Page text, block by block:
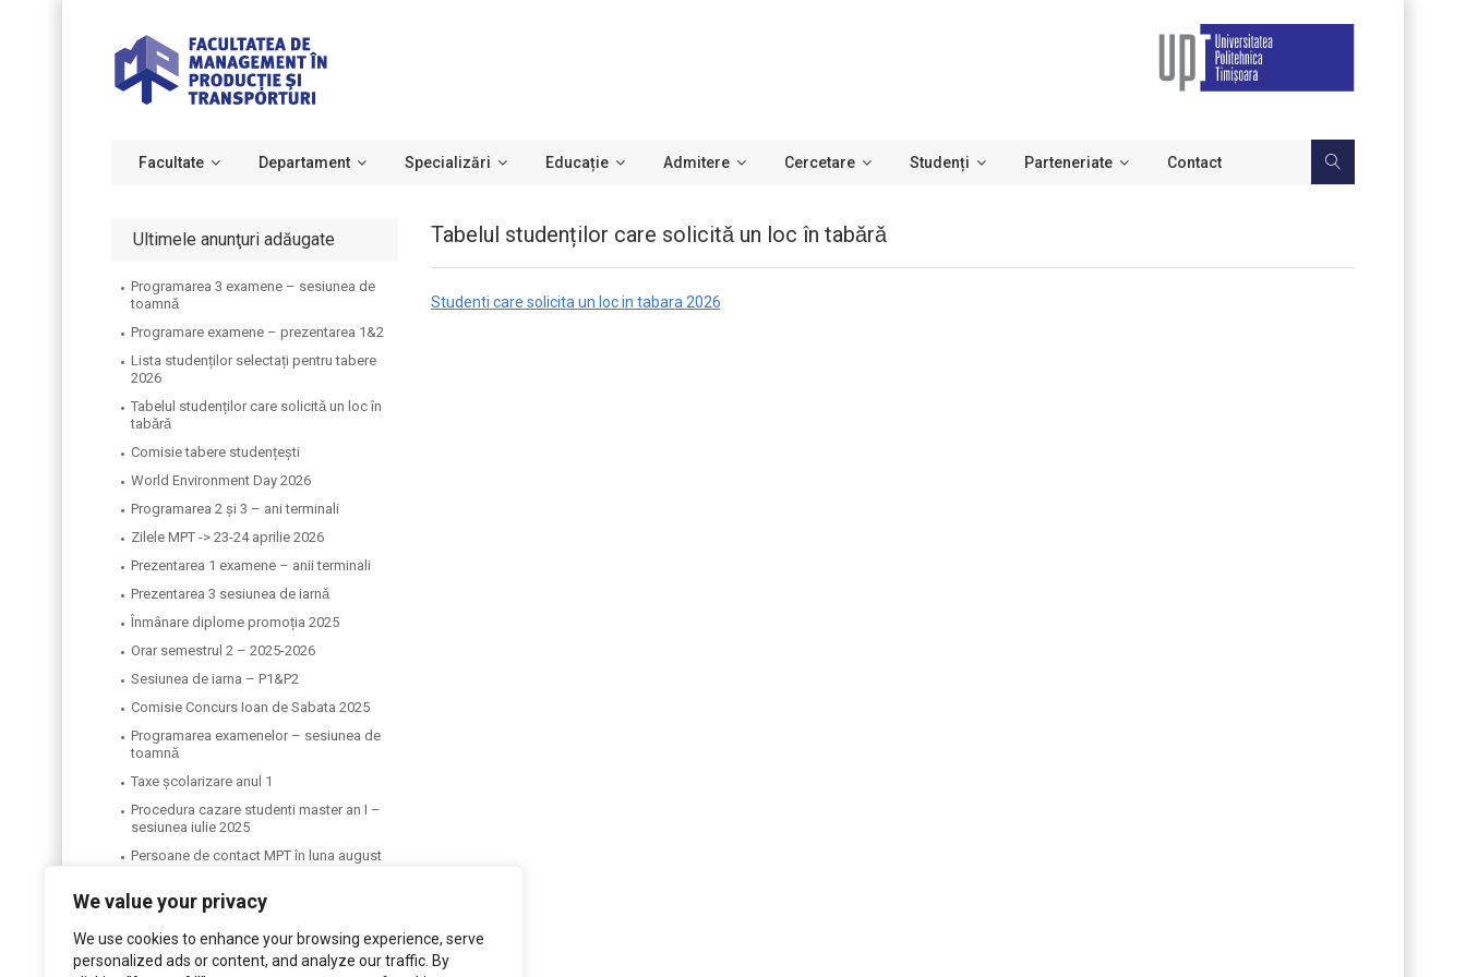
We value your privacy
We use cookies to enhance your browsing experience, serve
personalized ads or content, and analyze our traffic. By
Facultate Departament Specializări Educație Admitere Cercetare Studenți Parteneriate Contact
Tabelul studenților care solicitǎ un loc în tabǎrǎ
Studenti care solicita un loc in tabara 2026
Ultimele anunţuri adăugate
Programarea 3 examene – sesiunea de
toamnǎ
Programare examene – prezentarea 1&2
Lista studenților selectați pentru tabere
2026
Tabelul studenților care solicitǎ un loc în
tabǎrǎ
Comisie tabere studențești
World Environment Day 2026
Programarea 2 și 3 – ani terminali
Zilele MPT -> 23-24 aprilie 2026
Prezentarea 1 examene – anii terminali
Prezentarea 3 sesiunea de iarnǎ
Înmânare diplome promoția 2025
Orar semestrul 2 – 2025-2026
Sesiunea de iarna – P1&P2
Comisie Concurs Ioan de Sabata 2025
Programarea examenelor – sesiunea de
toamnǎ
Taxe școlarizare anul 1
Procedura cazare studenti master an I –
sesiunea iulie 2025
Persoane de contact MPT în luna august
2026
Lista cu studentii beneficiari si rezerva de
la MPT-tabara de vara 2025